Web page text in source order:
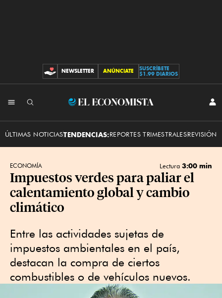
CONTRIBUCIONES
NEWSLETTER ANÚNCIATE
SUSCRÍBETE
$1.99 DIARIOS
El
ÚLTIMAS NOTICIASTENDENCIAS:REPORTES TRIMESTRALESREVISIÓN
ECONOMÍA Lectura 3:00 min
Impuestos verdes para paliar el
calentamiento global y cambio
climático
Entre las actividades sujetas de
impuestos ambientales en el país,
destacan la compra de ciertos
combustibles o de vehículos nuevos.